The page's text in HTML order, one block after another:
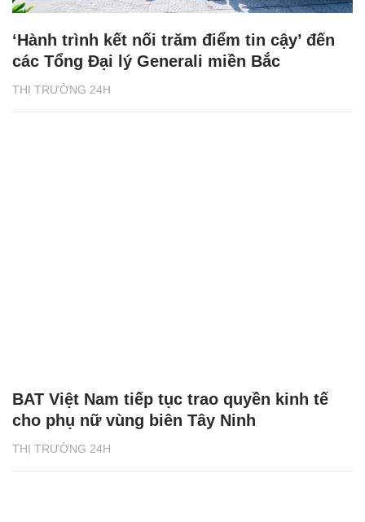
THỊ TRƯỜNG 24H
‘Hành trình kết nối trăm điểm tin cậy’ đến
các Tổng Đại lý Generali miền Bắc
THỊ TRƯỜNG 24H
BAT Việt Nam tiếp tục trao quyền kinh tế
cho phụ nữ vùng biên Tây Ninh